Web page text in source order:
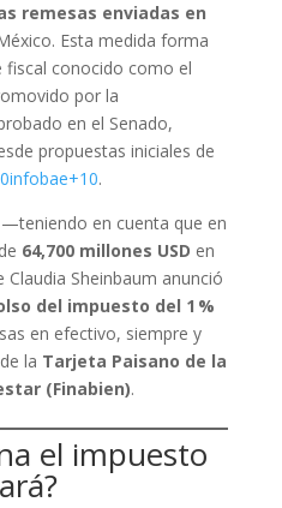
remesas enviadas en
Esta medida forma
conocido como el
por la
en el Senado,
propuestas iniciales de
.
en cuenta que en
64,700 millones USD en
Sheinbaum anunció
del impuesto del 1 %
en efectivo, siempre y
la Tarjeta Paisano de la
(Finabien).
el impuesto